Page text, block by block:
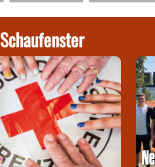
Schaufenster